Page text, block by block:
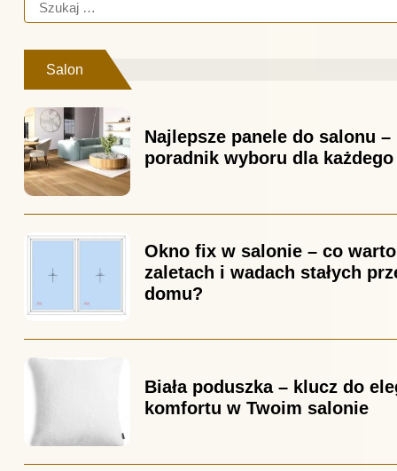
Salon
Najlepsze panele do salonu
poradnik wyboru dla
Okno fix w salonie – co
zaletach i wadach stałych
domu?
Biała poduszka – klucz do
komfortu w Twoim salonie